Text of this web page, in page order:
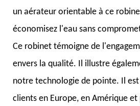
un aérateur orientable à ce
économisez l'eau sans
Ce robinet témoigne de
envers la qualité. Il illustre
notre technologie de pointe. Il
clients en Europe, en Amérique